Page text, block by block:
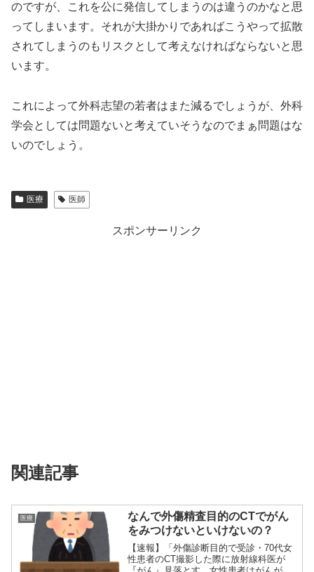
のですが、これを公に発信してしまうのは違うのかなと思
ってしまいます。それが大掛かりであればこうやって拡散
されてしまうのもリスクとして考えなければならないと思
います。
これによって外科志望の若者はまた減るでしょうが、外科
学会としては問題ないと考えていそうなのでまぁ問題はな
いのでしょう。
医療 医師
スポンサーリンク
関連記事
医療
なんで外傷精査目的のCTでがん
をみつけないといけないの？
【速報】「外傷診断目的で受診・70代女
性患者のCT撮影した際に放射線科医が